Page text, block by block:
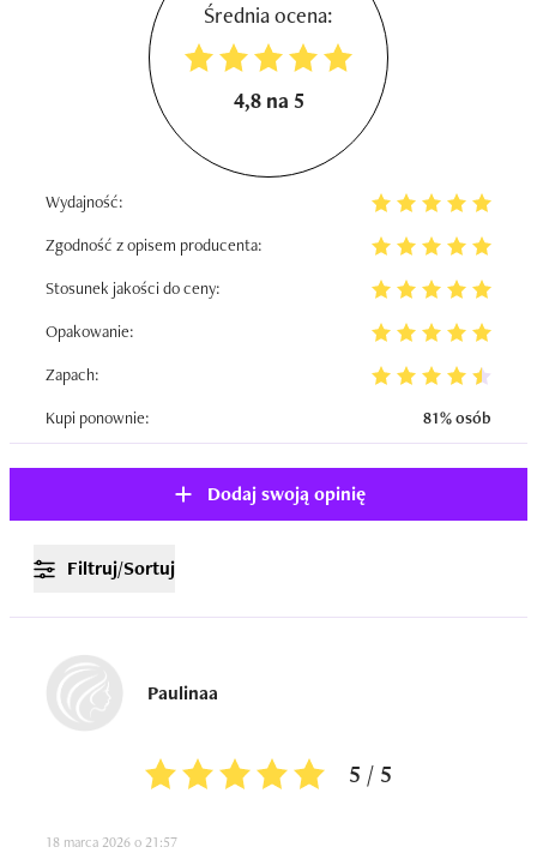
Średnia ocena:
4,8 na 5
Wydajność:
Zgodność z opisem producenta:
Stosunek jakości do ceny:
Opakowanie:
Zapach:
Kupi ponownie:
81% osób
Dodaj swoją opinię
Filtruj/Sortuj
Paulinaa
5 / 5
18 marca 2026 o 21:57